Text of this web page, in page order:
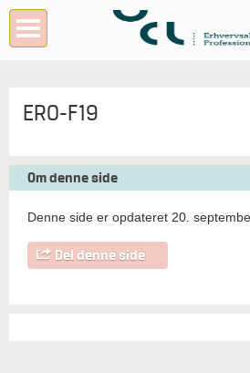
ERO-F19
Om denne side
Denne side er opdateret 20.
Del denne side